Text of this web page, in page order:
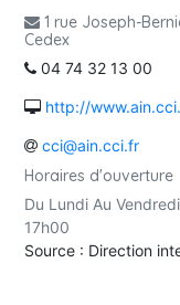
1 rue Joseph-
Cedex
04 74 32 13 00
http://
cci@ain.cci.fr
Horaires d'ouverture
Du Lundi Au
17h00
Source : Direction